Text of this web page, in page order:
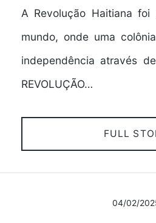
A Revolução Haitiana
mundo, onde uma
independência através
REVOLUÇÃO…
FULL
04/02/